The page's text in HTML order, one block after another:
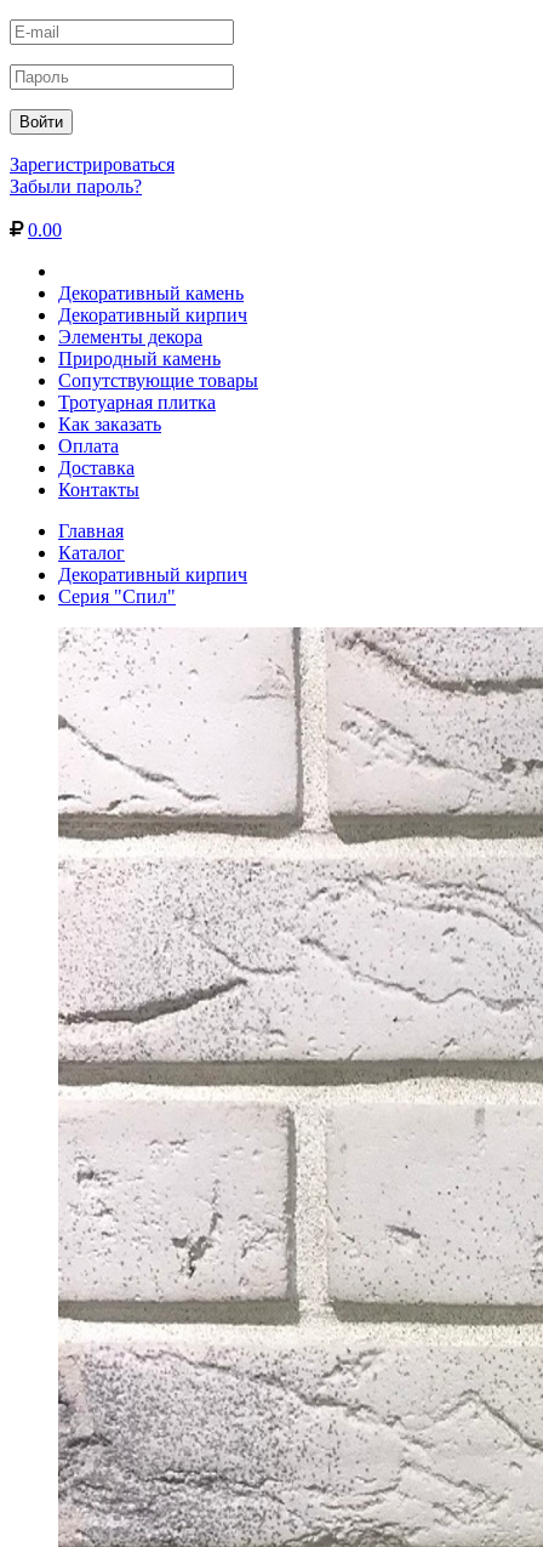
Зарегистрироваться
Забыли пароль?
0.00
Декоративный камень
Декоративный кирпич
Элементы декора
Природный камень
Сопутствующие товары
Тротуарная плитка
Как заказать
Оплата
Доставка
Контакты
Главная
Каталог
Декоративный кирпич
Серия "Спил"